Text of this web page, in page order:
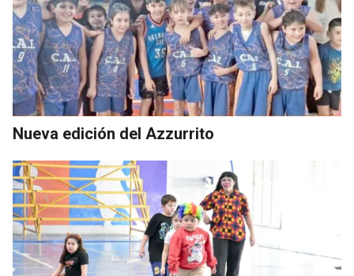
Nueva edición del Azzurrito